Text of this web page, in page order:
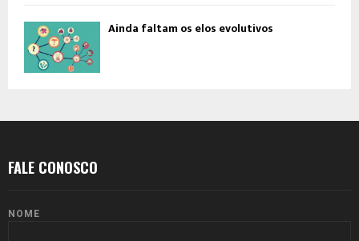
Ainda faltam os elos evolutivos
FALE CONOSCO
NOME